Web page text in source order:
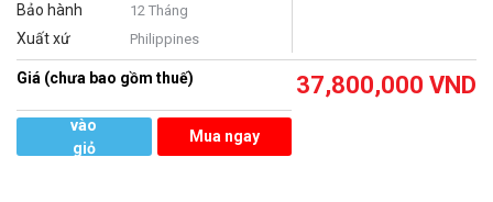
Bảo hành 12 Tháng
Xuất xứ Philippines
Giá (chưa bao gồm thuế) 37,800,000 VND
vào
giỏ
Mua ngay